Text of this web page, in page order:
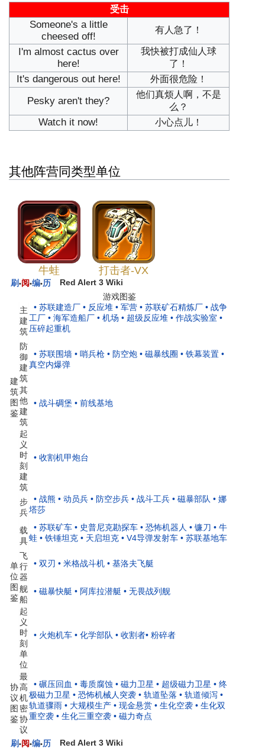
受击
Someone's a little
cheesed off!
有人急了！
I'm almost cactus over
here!
我快被打成仙人球
了！
It's dangerous out here! 外面很危险！
Pesky aren't they?
他们真烦人啊，不是
么？
Watch it now! 小心点儿！
其他阵营同类型单位
牛蛙 打击者-VX
刷•阅•编•历
Red Alert 3 Wiki
游戏图鉴
建
筑
图
鉴
主
建
筑
• 苏联建造厂 • 反应堆 • 军营 • 苏联矿石精炼厂 • 战争
工厂 • 海军造船厂 • 机场 • 超级反应堆 • 作战实验室 •
压碎起重机
防
御
建
筑
• 苏联围墙 • 哨兵枪 • 防空炮 • 磁暴线圈 • 铁幕装置 •
真空内爆弹
其
他
建
筑
• 战斗碉堡 • 前线基地
起
义
时
刻
建
筑
• 收割机甲炮台
单
位
图
鉴
步
兵
• 战熊 • 动员兵 • 防空步兵 • 战斗工兵 • 磁暴部队 • 娜
塔莎
载
具
• 苏联矿车 • 史普尼克勘探车 • 恐怖机器人 • 镰刀 • 牛
蛙 • 铁锤坦克 • 天启坦克 • V4导弹发射车 • 苏联基地车
飞
行
器
• 双刃 • 米格战斗机 • 基洛夫飞艇
舰
船
• 磁暴快艇 • 阿库拉潜艇 • 无畏战列舰
起
义
时
刻
单
位
• 火炮机车 • 化学部队 • 收割者• 粉碎者
协
议
图
鉴
最
高
机
密
协
议
• 碾压回血 • 毒质腐蚀 • 磁力卫星 • 超级磁力卫星 • 终
极磁力卫星 • 恐怖机械人突袭 • 轨道坠落 • 轨道倾泻 •
轨道骤雨 • 大规模生产 • 现金悬赏 • 生化空袭 • 生化双
重空袭 • 生化三重空袭 • 磁力奇点
刷•阅•编•历
Red Alert 3 Wiki